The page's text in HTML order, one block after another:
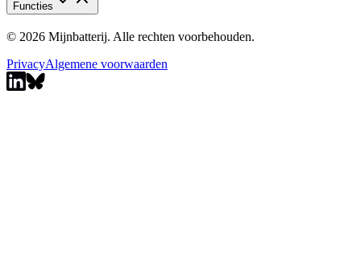
Functies
© 2026 Mijnbatterij. Alle rechten voorbehouden.
PrivacyAlgemene voorwaarden